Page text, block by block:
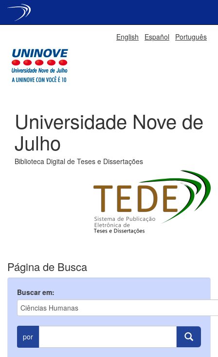
English Español Português
Universidade Nove de
Julho
Biblioteca Digital de Teses e Dissertações
Página de Busca
Buscar em:
por